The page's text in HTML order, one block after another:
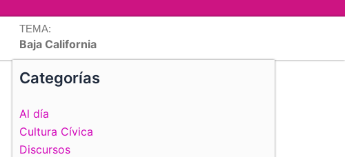
TEMA:
Baja California
Categorías
Al día
Cultura Cívica
Discursos